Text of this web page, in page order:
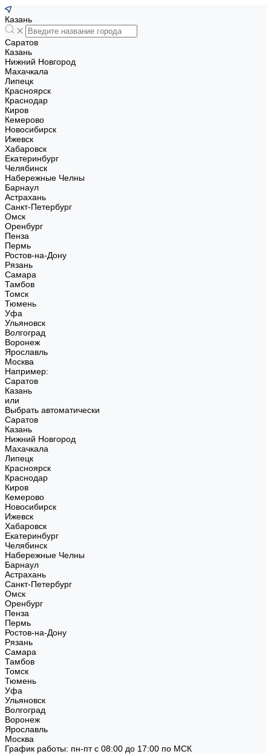
Казань
Саратов
Казань
Нижний Новгород
Махачкала
Липецк
Красноярск
Краснодар
Киров
Кемерово
Новосибирск
Ижевск
Хабаровск
Екатеринбург
Челябинск
Набережные Челны
Барнаул
Астрахань
Санкт-Петербург
Омск
Оренбург
Пенза
Пермь
Ростов-на-Дону
Рязань
Самара
Тамбов
Томск
Тюмень
Уфа
Ульяновск
Волгоград
Воронеж
Ярославль
Москва
Например:
Саратов
Казань
или
Выбрать автоматически
Саратов
Казань
Нижний Новгород
Махачкала
Липецк
Красноярск
Краснодар
Киров
Кемерово
Новосибирск
Ижевск
Хабаровск
Екатеринбург
Челябинск
Набережные Челны
Барнаул
Астрахань
Санкт-Петербург
Омск
Оренбург
Пенза
Пермь
Ростов-на-Дону
Рязань
Самара
Тамбов
Томск
Тюмень
Уфа
Ульяновск
Волгоград
Воронеж
Ярославль
Москва
График работы: пн-пт с 08:00 до 17:00 по МСК